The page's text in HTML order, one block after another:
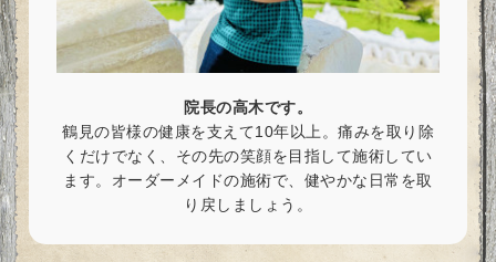
院長の高木です。
鶴見の皆様の健康を支えて10年以上。痛みを取り除
くだけでなく、その先の笑顔を目指して施術してい
ます。オーダーメイドの施術で、健やかな日常を取
り戻しましょう。